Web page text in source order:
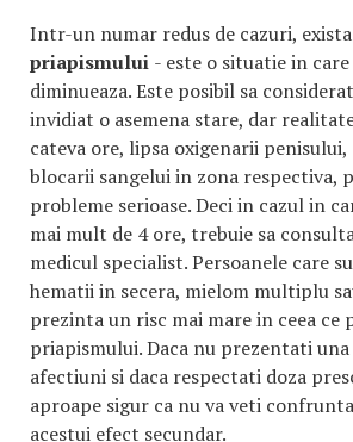
Intr-un numar redus de cazuri,
priapismului - este o situatie in
diminueaza. Este posibil sa
invidiat o asemena stare, dar
cateva ore, lipsa oxigenarii penisului,
blocarii sangelui in zona respectiva,
probleme serioase. Deci in cazul in
mai mult de 4 ore, trebuie sa
medicul specialist. Persoanele care
hematii in secera, mielom multiplu
prezinta un risc mai mare in ceea ce
priapismului. Daca nu prezentati
afectiuni si daca respectati doza
aproape sigur ca nu va veti
acestui efect secundar.